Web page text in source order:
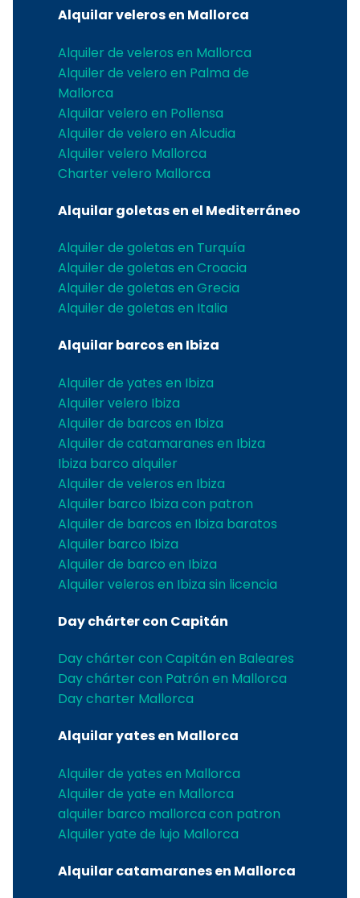
Alquilar veleros en Mallorca
Alquiler de veleros en Mallorca
Alquiler de velero en Palma de
Mallorca
Alquilar velero en Pollensa
Alquiler de velero en Alcudia
Alquiler velero Mallorca
Charter velero Mallorca
Alquilar goletas en el Mediterráneo
Alquiler de goletas en Turquía
Alquiler de goletas en Croacia
Alquiler de goletas en Grecia
Alquiler de goletas en Italia
Alquilar barcos en Ibiza
Alquiler de yates en Ibiza
Alquiler velero Ibiza
Alquiler de barcos en Ibiza
Alquiler de catamaranes en Ibiza
Ibiza barco alquiler
Alquiler de veleros en Ibiza
Alquiler barco Ibiza con patron
Alquiler de barcos en Ibiza baratos
Alquiler barco Ibiza
Alquiler de barco en Ibiza
Alquiler veleros en Ibiza sin licencia
Day chárter con Capitán
Day chárter con Capitán en Baleares
Day chárter con Patrón en Mallorca
Day charter Mallorca
Alquilar yates en Mallorca
Alquiler de yates en Mallorca
Alquiler de yate en Mallorca
alquiler barco mallorca con patron
Alquiler yate de lujo Mallorca
Alquilar catamaranes en Mallorca